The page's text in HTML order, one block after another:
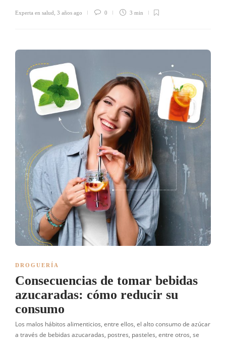
Experta en salud 3 años ago 0 3 min
DROGUERÍA
Consecuencias de tomar bebidas
azucaradas: cómo reducir su
consumo
Los malos hábitos alimenticios, entre ellos, el alto consumo de azúcar
a través de bebidas azucaradas, postres, pasteles, entre otros, se